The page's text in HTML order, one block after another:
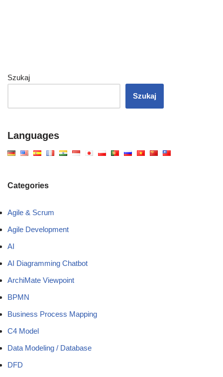
Szukaj
Szukaj
Languages
Categories
Agile & Scrum
Agile Development
AI
AI Diagramming Chatbot
ArchiMate Viewpoint
BPMN
Business Process Mapping
C4 Model
Data Modeling / Database
DFD